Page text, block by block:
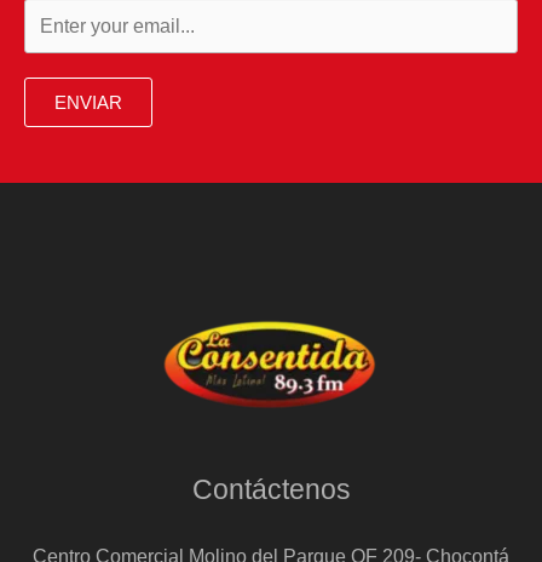
ENVIAR
Contáctenos
Centro Comercial Molino del Parque OF 209- Chocontá